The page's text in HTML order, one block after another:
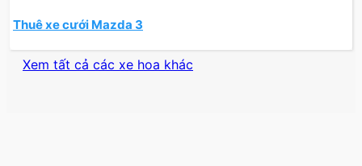
Thuê xe cưới Mazda 3
Xem tất cả các xe hoa khác